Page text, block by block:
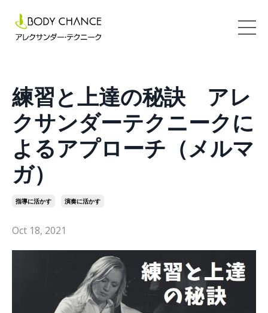
練習と上達の秘訣 アレ
クサンダーテクニークに
よるアプローチ（メルマ
ガ）
指導に活かす 演奏に活かす
Oct 18, 2021